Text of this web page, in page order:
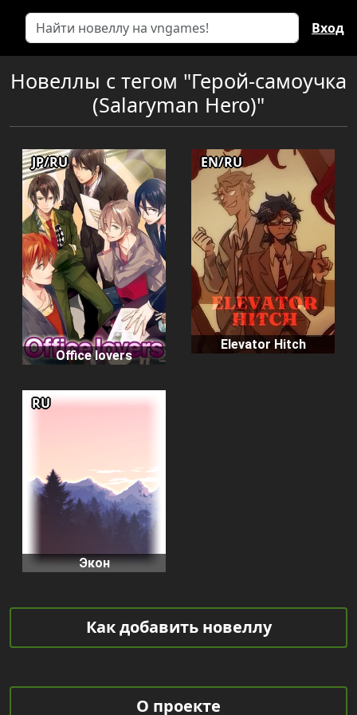
Вход
Новеллы с тегом "Герой-самоучка
(Salaryman Hero)"
Office lovers
JP/RU
Elevator Hitch
EN/RU
Экон
RU
Как добавить новеллу
О проекте